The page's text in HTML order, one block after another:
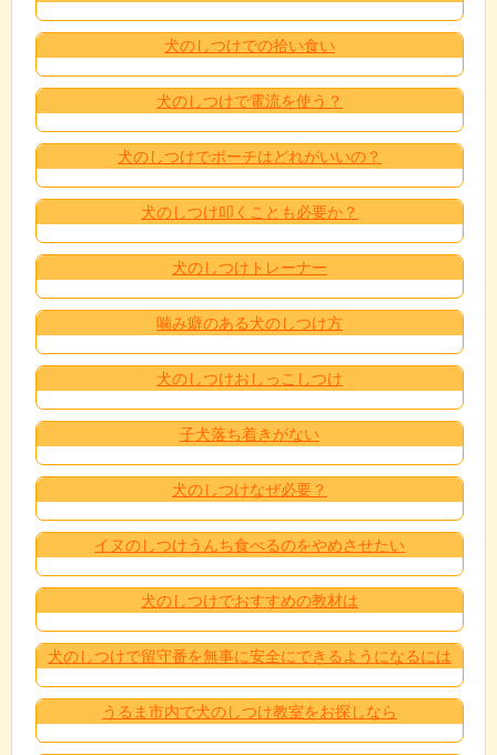
犬のしつけでの拾い食い
犬のしつけで電流を使う？
犬のしつけでポーチはどれがいいの？
犬のしつけ叩くことも必要か？
犬のしつけトレーナー
噛み癖のある犬のしつけ方
犬のしつけおしっこしつけ
子犬落ち着きがない
犬のしつけなぜ必要？
イヌのしつけうんち食べるのをやめさせたい
犬のしつけでおすすめの教材は
犬のしつけで留守番を無事に安全にできるようになるには
うるま市内で犬のしつけ教室をお探しなら